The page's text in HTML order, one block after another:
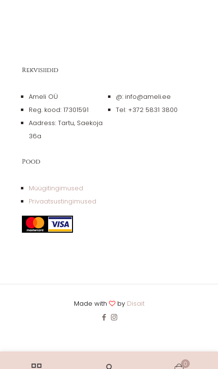
Rekvisiidid
Ameli OÜ
Reg. kood: 17301591
Aadress: Tartu, Saekoja
36a
@: info@ameli.ee
Tel: +372 5831 3800
Pood
Müügitingimused
Privaatsustingimused
Made with by Disait
0